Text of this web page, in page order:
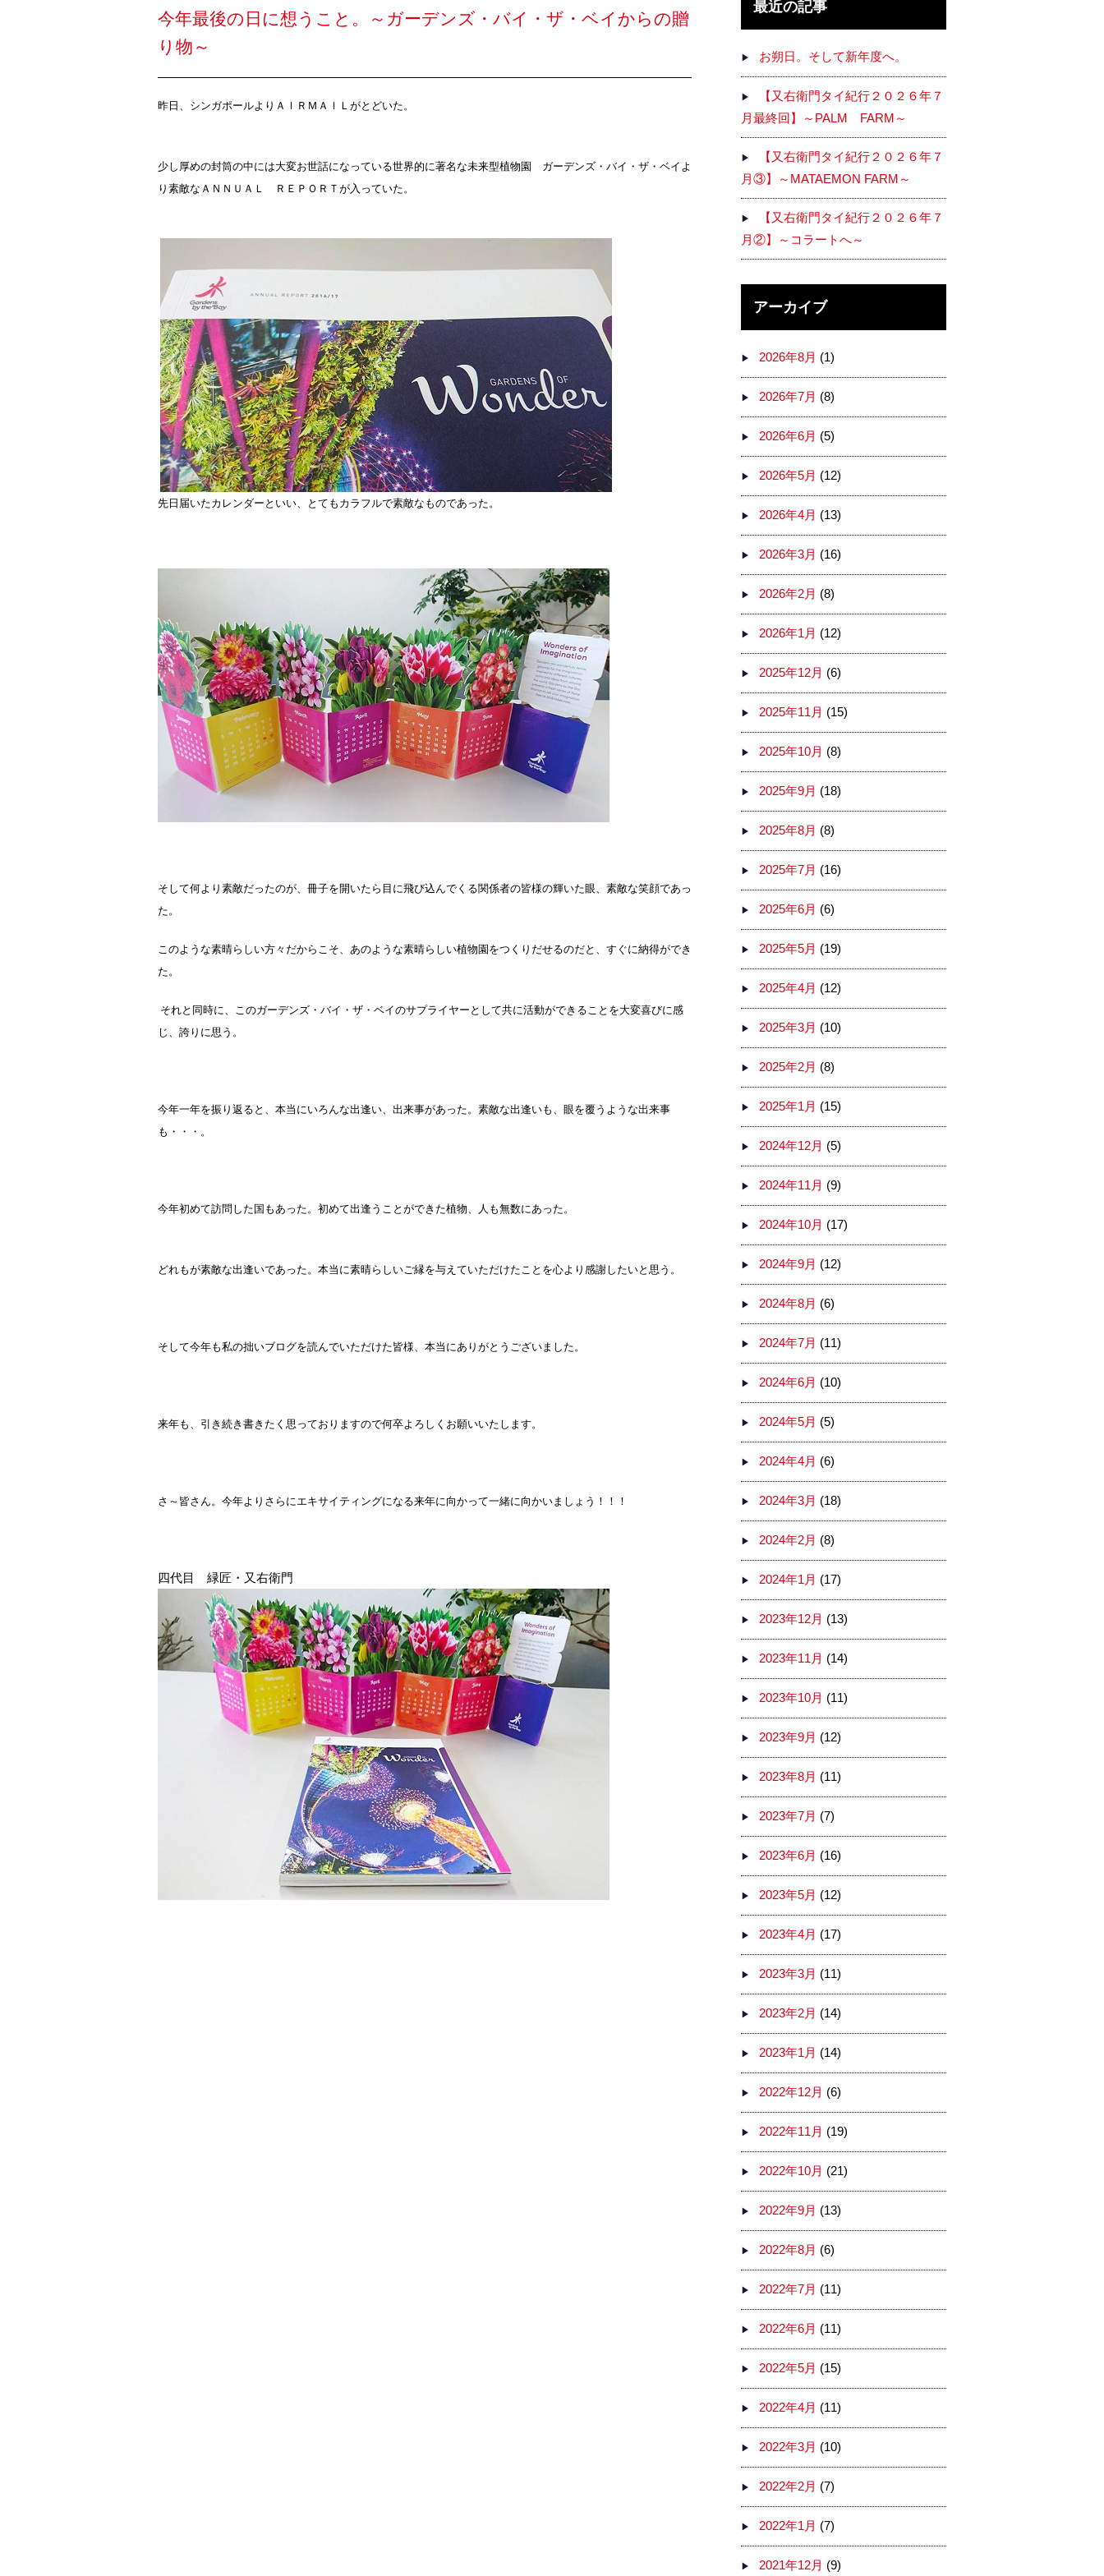
今年最後の日に想うこと。～ガーデンズ・バイ・ザ・ベイからの贈
り物～
昨日、シンガポールよりＡＩＲＭＡＩＬがとどいた。
少し厚めの封筒の中には大変お世話になっている世界的に著名な未来型植物園 ガーデンズ・バイ・ザ・ベイよ
り 素敵なＡＮＮＵＡＬ ＲＥＰＯＲＴが入っていた。
先日届いたカレンダーといい、とてもカラフルで素敵なものであった。
そして何より素敵だったのが、冊子を開いたら目に飛び込んでくる関係者の皆様の輝いた眼、素敵な笑顔であっ
た。
このような素晴らしい方々だからこそ、あのような素晴らしい植物園をつくりだせるのだと、すぐに納得ができ
た。
それと同時に、このガーデンズ・バイ・ザ・ベイのサプライヤーとして共に活動ができることを大変喜びに感
じ、誇りに思う。
今年一年を振り返ると、本当にいろんな出逢い、出来事があった。素敵な出逢いも、眼を覆うような出来事
も・・・。
今年初めて訪問した国もあった。初めて出逢うことができた植物、人も無数にあった。
どれもが素敵な出逢いであった。本当に素晴らしいご縁を与えていただけたことを心より感謝したいと思う。
そして今年も私の拙いブログを読んでいただけた皆様、本当にありがとうございました。
来年も、引き続き書きたく思っておりますので何卒よろしくお願いいたします。
さ～皆さん。今年よりさらにエキサイティングになる来年に向かって一緒に向かいましょう！！！
四代目 緑匠・又右衛門
最近の記事
お朔日。そして新年度へ。
【又右衛門タイ紀行２０２６年７
月最終回】～PALM FARM～
【又右衛門タイ紀行２０２６年７
月③】～MATAEMON FARM～
【又右衛門タイ紀行２０２６年７
月②】～コラートへ～
アーカイブ
2026年8月 (1)
2026年7月 (8)
2026年6月 (5)
2026年5月 (12)
2026年4月 (13)
2026年3月 (16)
2026年2月 (8)
2026年1月 (12)
2025年12月 (6)
2025年11月 (15)
2025年10月 (8)
2025年9月 (18)
2025年8月 (8)
2025年7月 (16)
2025年6月 (6)
2025年5月 (19)
2025年4月 (12)
2025年3月 (10)
2025年2月 (8)
2025年1月 (15)
2024年12月 (5)
2024年11月 (9)
2024年10月 (17)
2024年9月 (12)
2024年8月 (6)
2024年7月 (11)
2024年6月 (10)
2024年5月 (5)
2024年4月 (6)
2024年3月 (18)
2024年2月 (8)
2024年1月 (17)
2023年12月 (13)
2023年11月 (14)
2023年10月 (11)
2023年9月 (12)
2023年8月 (11)
2023年7月 (7)
2023年6月 (16)
2023年5月 (12)
2023年4月 (17)
2023年3月 (11)
2023年2月 (14)
2023年1月 (14)
2022年12月 (6)
2022年11月 (19)
2022年10月 (21)
2022年9月 (13)
2022年8月 (6)
2022年7月 (11)
2022年6月 (11)
2022年5月 (15)
2022年4月 (11)
2022年3月 (10)
2022年2月 (7)
2022年1月 (7)
2021年12月 (9)